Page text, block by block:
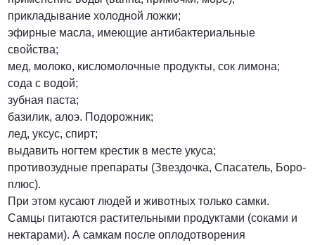
прикладывание холодной ложки;
эфирные масла, имеющие антибактериальные
свойства;
мед, молоко, кисломолочные продукты, сок лимона;
сода с водой;
зубная паста;
базилик, алоэ. Подорожник;
лед, уксус, спирт;
выдавить ногтем крестик в месте укуса;
противозудные препараты (Звездочка, Спасатель, Боро-
плюс).
При этом кусают людей и животных только самки.
Самцы питаются растительными продуктами (соками и
нектарами). А самкам после оплодотворения